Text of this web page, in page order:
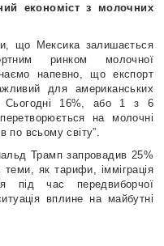
економіст з молочних
що Мексика залишається
ринком молочної
напевно, що експорт
для американських
Сьогодні 16%, або 1 з 6
на молочні
по всьому світу”.
Трамп запровадив 25%
як тарифи, імміграція
під час передвиборчої
вплине на майбутні